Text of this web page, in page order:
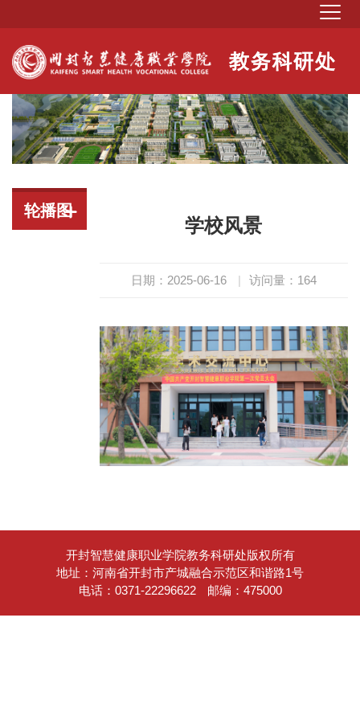
轮播图
学校风景
日期：2025-06-16 | 访问量： 164
开封智慧健康职业学院教务科研处版权所有
地址：河南省开封市产城融合示范区和谐路1号
电话：0371-22296622
邮编：475000